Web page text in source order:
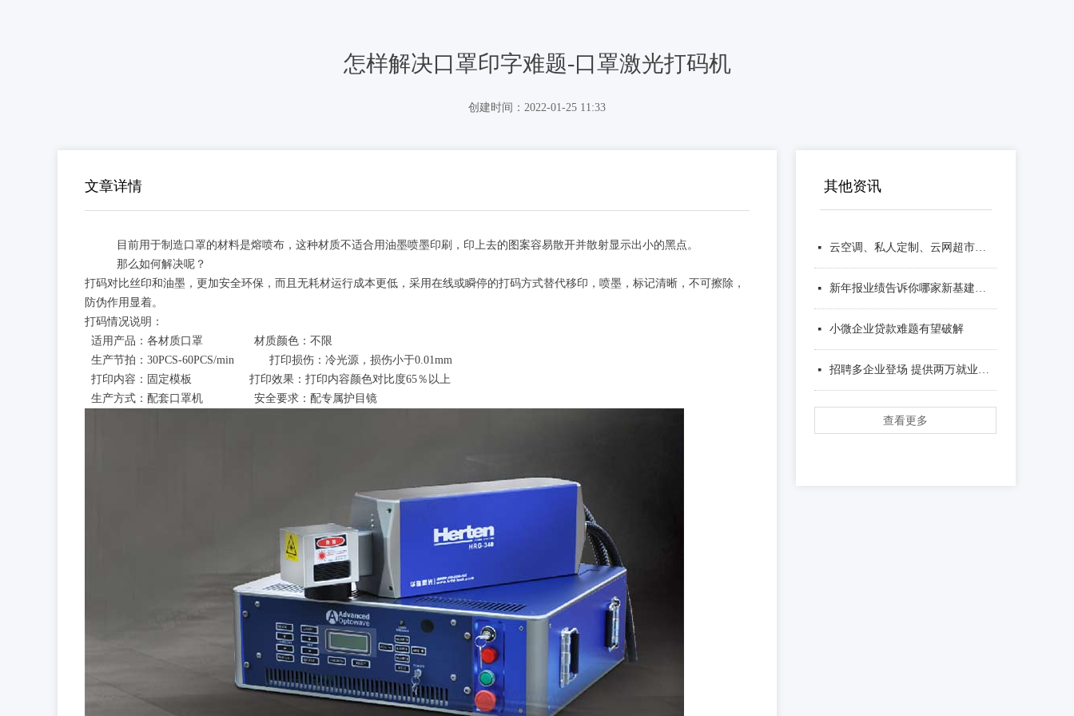
怎样解决口罩印字难题-口罩激光打码机
目前用于制造口罩的材料是熔喷布，这种材质不适合用油墨喷墨印刷，印上去的图案容易散开并散射显示出小的黑点。
那么如何解决呢？
打码对比丝印和油墨，更加安全环保，而且无耗材运行成本更低，采用在线或瞬停的打码方式替代移印，喷墨，标记清晰，不可擦除，
防伪作用显着。
打码情况说明：
适用产品：各材质口罩 材质颜色：不限
生产节拍：30PCS-60PCS/min 打印损伤：冷光源，损伤小于0.01mm
打印内容：固定模板 打印效果：打印内容颜色对比度65％以上
生产方式：配套口罩机 安全要求：配专属护目镜
文章详情 其他资讯
넷 云空调、私人定制、云网超市－中国企业的“互联网＋”行动
넷 新年报业绩告诉你哪家新基建上市公司有投资机会
넷 小微企业贷款难题有望破解
넷 招聘多企业登场 提供两万就业岗位
查看更多
创建时间： 2022-01-25 11:33